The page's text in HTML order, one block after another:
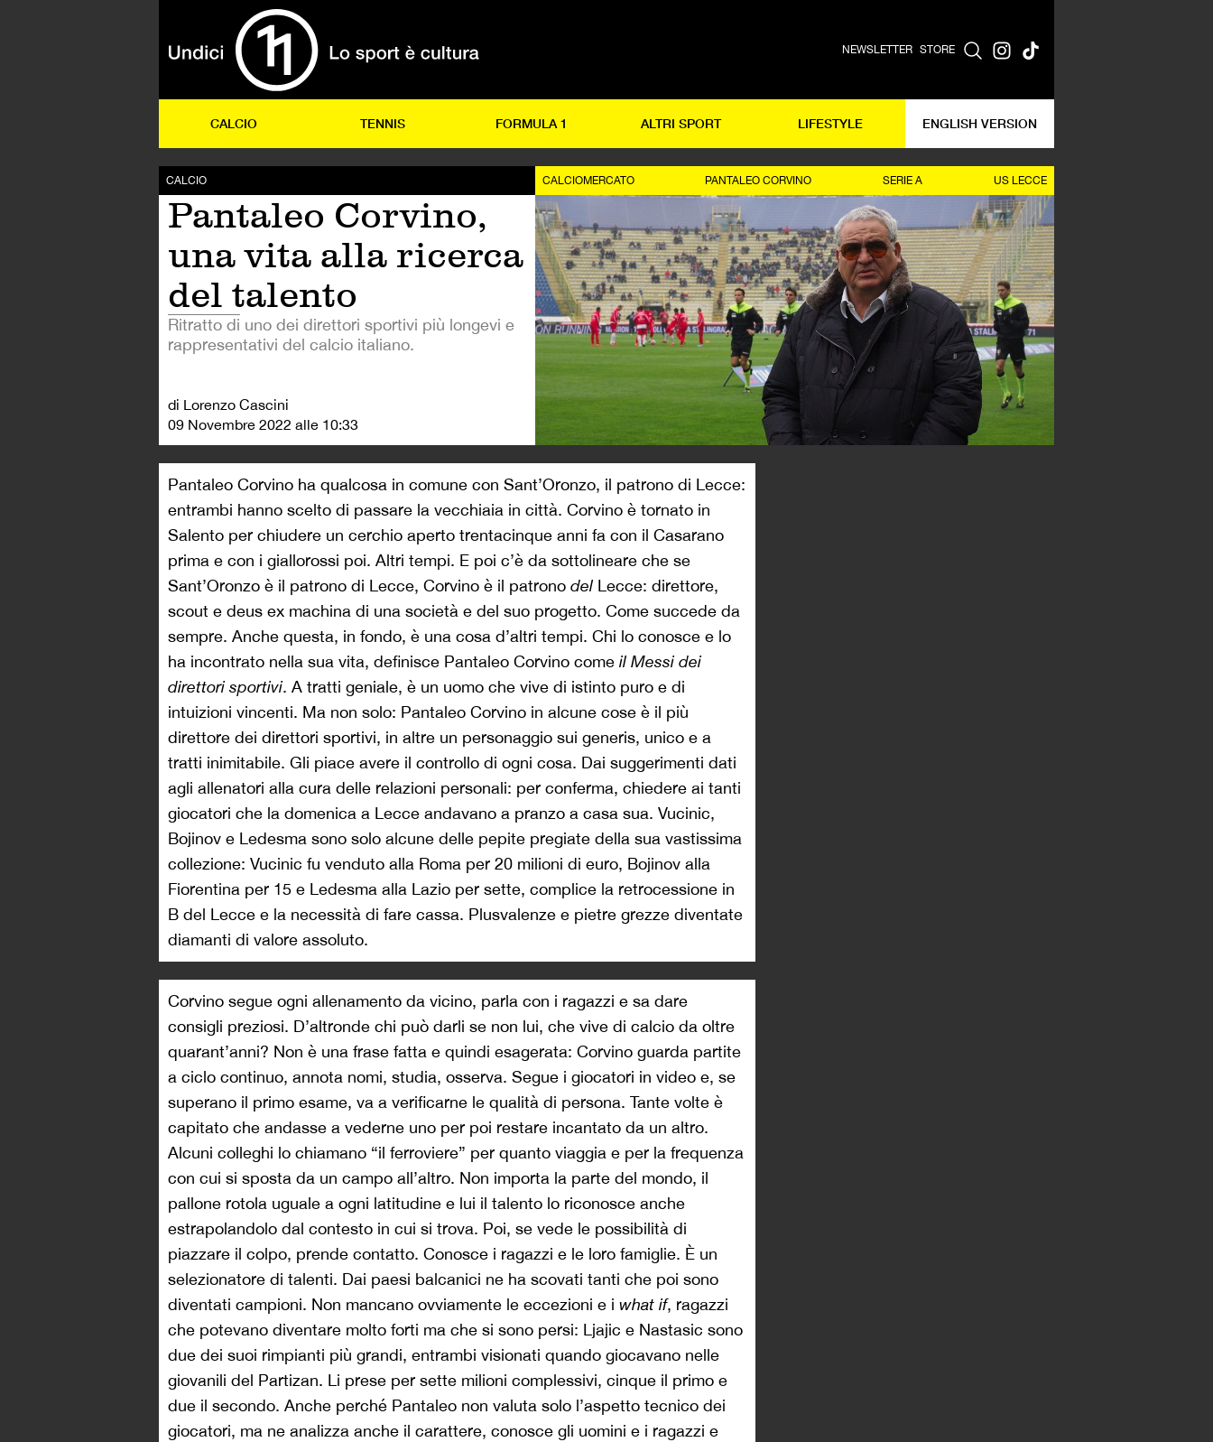
NEWSLETTER STORE
CALCIO TENNIS FORMULA 1 ALTRI SPORT LIFESTYLE ENGLISH VERSION
CALCIO
Pantaleo Corvino,
una vita alla ricerca
del talento
Ritratto di uno dei direttori sportivi più longevi e
rappresentativi del calcio italiano.
di Lorenzo Cascini
09 Novembre 2022 alle 10:33
CALCIOMERCATO PANTALEO CORVINO SERIE A US LECCE
Pantaleo Corvino ha qualcosa in comune con Sant’Oronzo, il patrono di Lecce:
entrambi hanno scelto di passare la vecchiaia in città. Corvino è tornato in
Salento per chiudere un cerchio aperto trentacinque anni fa con il Casarano
prima e con i giallorossi poi. Altri tempi. E poi c’è da sottolineare che se
Sant’Oronzo è il patrono di Lecce, Corvino è il patrono del Lecce: direttore,
scout e deus ex machina di una società e del suo progetto. Come succede da
sempre. Anche questa, in fondo, è una cosa d’altri tempi. Chi lo conosce e lo
ha incontrato nella sua vita, definisce Pantaleo Corvino come il Messi dei
direttori sportivi. A tratti geniale, è un uomo che vive di istinto puro e di
intuizioni vincenti. Ma non solo: Pantaleo Corvino in alcune cose è il più
direttore dei direttori sportivi, in altre un personaggio sui generis, unico e a
tratti inimitabile. Gli piace avere il controllo di ogni cosa. Dai suggerimenti dati
agli allenatori alla cura delle relazioni personali: per conferma, chiedere ai tanti
giocatori che la domenica a Lecce andavano a pranzo a casa sua. Vucinic,
Bojinov e Ledesma sono solo alcune delle pepite pregiate della sua vastissima
collezione: Vucinic fu venduto alla Roma per 20 milioni di euro, Bojinov alla
Fiorentina per 15 e Ledesma alla Lazio per sette, complice la retrocessione in
B del Lecce e la necessità di fare cassa. Plusvalenze e pietre grezze diventate
diamanti di valore assoluto.
Corvino segue ogni allenamento da vicino, parla con i ragazzi e sa dare
consigli preziosi. D’altronde chi può darli se non lui, che vive di calcio da oltre
quarant’anni? Non è una frase fatta e quindi esagerata: Corvino guarda partite
a ciclo continuo, annota nomi, studia, osserva. Segue i giocatori in video e, se
superano il primo esame, va a verificarne le qualità di persona. Tante volte è
capitato che andasse a vederne uno per poi restare incantato da un altro.
Alcuni colleghi lo chiamano “il ferroviere” per quanto viaggia e per la frequenza
con cui si sposta da un campo all’altro. Non importa la parte del mondo, il
pallone rotola uguale a ogni latitudine e lui il talento lo riconosce anche
estrapolandolo dal contesto in cui si trova. Poi, se vede le possibilità di
piazzare il colpo, prende contatto. Conosce i ragazzi e le loro famiglie. È un
selezionatore di talenti. Dai paesi balcanici ne ha scovati tanti che poi sono
diventati campioni. Non mancano ovviamente le eccezioni e i what if, ragazzi
che potevano diventare molto forti ma che si sono persi: Ljajic e Nastasic sono
due dei suoi rimpianti più grandi, entrambi visionati quando giocavano nelle
giovanili del Partizan. Li prese per sette milioni complessivi, cinque il primo e
due il secondo. Anche perché Pantaleo non valuta solo l’aspetto tecnico dei
giocatori, ma ne analizza anche il carattere, conosce gli uomini e i ragazzi e